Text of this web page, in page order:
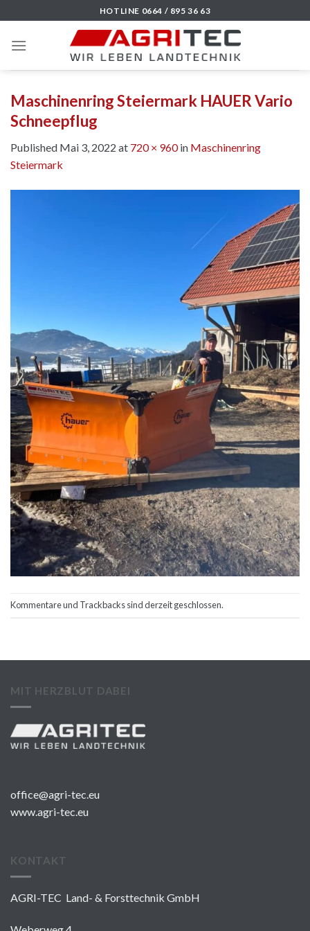
to
content
HOTLINE 0664 / 895 36 63
Maschinenring Steiermark HAUER Vario
Schneepflug
Published Mai 3, 2022 at 720 × 960in Maschinenring
Steiermark
Kommentare und Trackbacks sind derzeit geschlossen.
MIT HERZBLUT DABEI
office@agri-tec.eu
www.agri-tec.eu
KONTAKT
AGRI-TEC Land- & Forsttechnik GmbH